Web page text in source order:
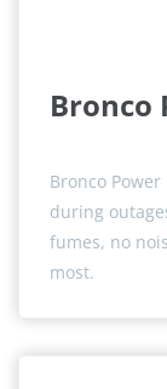
Bronco
Bronco
during
fumes, no
most.